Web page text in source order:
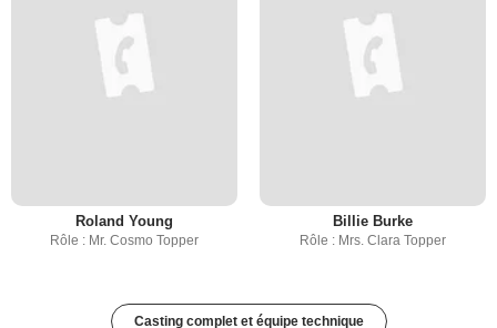
Roland Young
Rôle : Mr. Cosmo Topper
Billie Burke
Rôle : Mrs. Clara Topper
Casting complet et équipe technique